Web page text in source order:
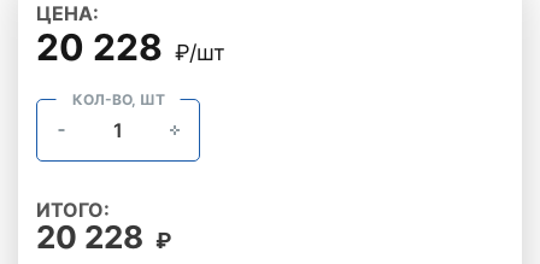
ЦЕНА:
20 228 ₽/шт
КОЛ-ВО, ШТ
ИТОГО:
20 228 ₽